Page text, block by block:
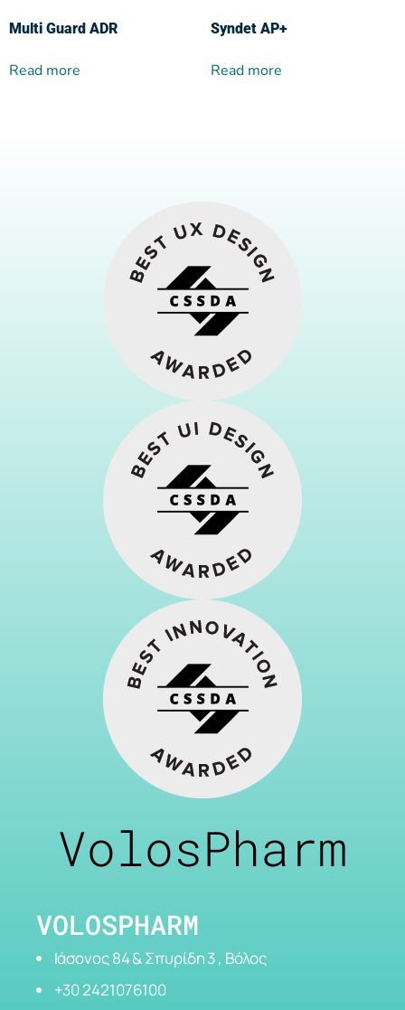
Multi Guard ADR
Read more
Syndet AP+
Read more
VolosPharm
VOLOSPHARM
Ιάσονος 84 & Σπυρίδη 3 , Βόλος
+30 2421076100